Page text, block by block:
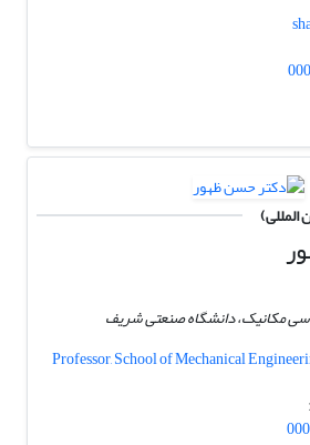
مکانیک، دانشگاه صنعتی شریف
Professor, School of Mechanical